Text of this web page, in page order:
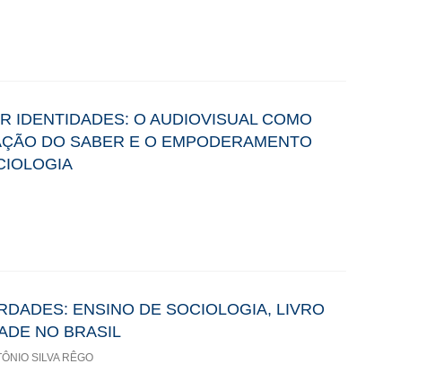
IDENTIDADES: O AUDIOVISUAL COMO
DO SABER E O EMPODERAMENTO
ENSINO DE SOCIOLOGIA, LIVRO
NO BRASIL
SILVA RÊGO